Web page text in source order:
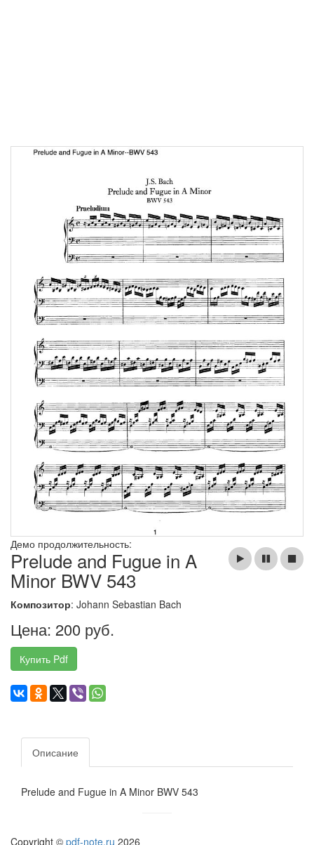
Демо продолжительность:
Prelude and Fugue in A
Minor BWV 543
Композитор: Johann Sebastian Bach
Цена: 200 руб.
Купить Pdf
Описание
Prelude and Fugue in A Minor BWV 543
Copyright © pdf-note.ru 2026